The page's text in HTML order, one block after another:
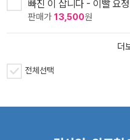
빠진 이 삽니다 - 이빨 요
판매가 13,500원
더
전체선택